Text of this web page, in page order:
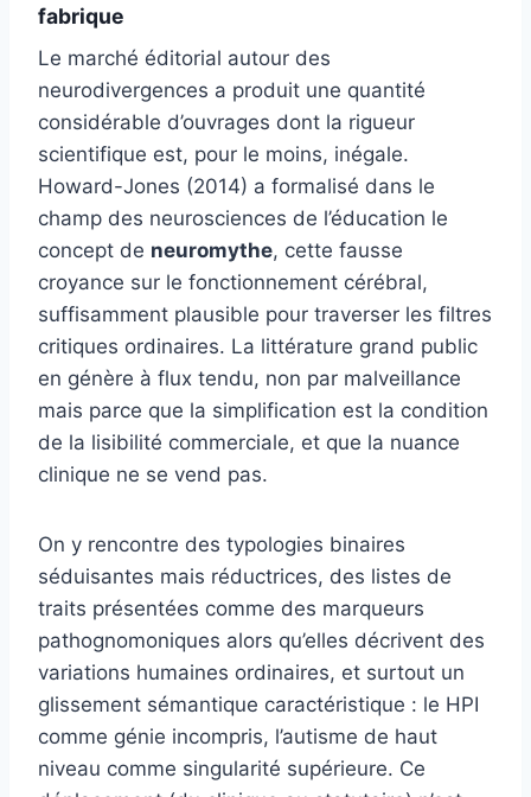
fabrique
Le marché éditorial autour des
neurodivergences a produit une quantité
considérable d’ouvrages dont la rigueur
scientifique est, pour le moins, inégale.
Howard-Jones (2014) a formalisé dans le
champ des neurosciences de l’éducation le
concept de neuromythe, cette fausse
croyance sur le fonctionnement cérébral,
suffisamment plausible pour traverser les filtres
critiques ordinaires. La littérature grand public
en génère à flux tendu, non par malveillance
mais parce que la simplification est la condition
de la lisibilité commerciale, et que la nuance
clinique ne se vend pas.
On y rencontre des typologies binaires
séduisantes mais réductrices, des listes de
traits présentées comme des marqueurs
pathognomoniques alors qu’elles décrivent des
variations humaines ordinaires, et surtout un
glissement sémantique caractéristique : le HPI
comme génie incompris, l’autisme de haut
niveau comme singularité supérieure. Ce